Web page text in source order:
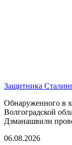
Защитника
Обнаруженного в
Волгоградской
Дзманашвили
06.08.2026